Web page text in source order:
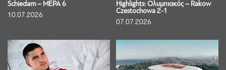
Schiedam – ΜΕΡΑ 6
10.07.2026
Highlights: Ολυμπιακός – Rakow
Czestochowa 2-1
07.07.2026